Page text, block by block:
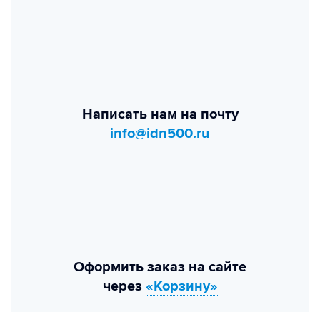
Написать нам на почту
info@idn500.ru
Оформить заказ на сайте
через «Корзину»